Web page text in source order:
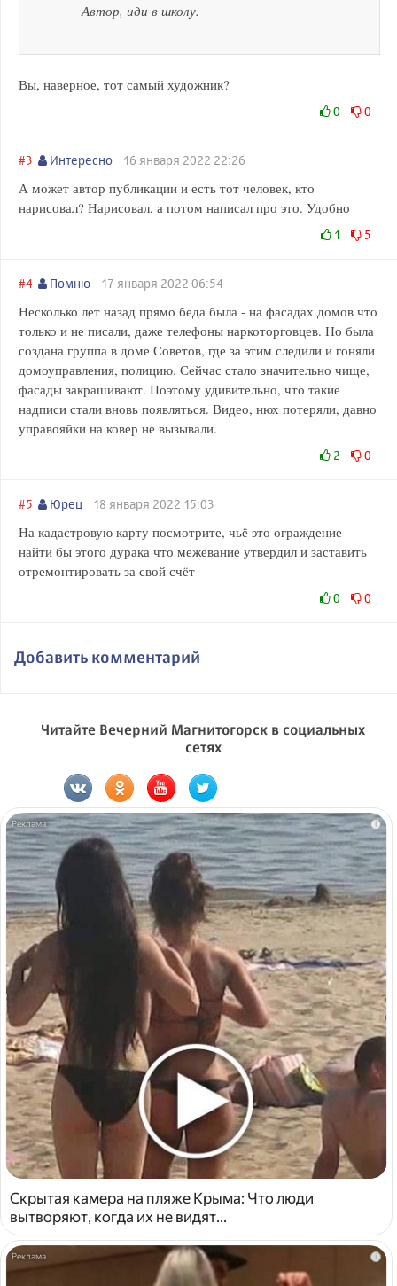
Автор, иди в школу.
Вы, наверное, тот самый художник?
0 0
#3 Интересно 16 января 2022 22:26
А может автор публикации и есть тот человек, кто
нарисовал? Нарисовал, а потом написал про это. Удобно
1 5
#4 Помню 17 января 2022 06:54
Несколько лет назад прямо беда была - на фасадах домов что
только и не писали, даже телефоны наркоторговцев. Но была
создана группа в доме Советов, где за этим следили и гоняли
домоуправления, полицию. Сейчас стало значительно чище,
фасады закрашивают. Поэтому удивительно, что такие
надписи стали вновь появляться. Видео, нюх потеряли, давно
управояйки на ковер не вызывали.
2 0
#5 Юрец 18 января 2022 15:03
На кадастровую карту посмотрите, чьё это ограждение
найти бы этого дурака что межевание утвердил и заставить
отремонтировать за свой счёт
0 0
Добавить комментарий
Читайте Вечерний Магнитогорск в социальных
сетях
i
Скрытая камера на пляже Крыма: Что люди
вытворяют, когда их не видят...
i